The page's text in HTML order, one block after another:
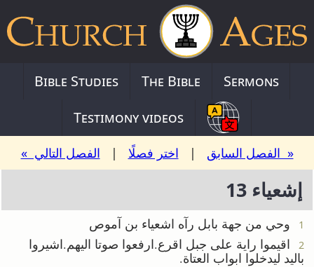
Bible Studies The Bible
Sermons
Testimony videos
« الفصل السابق | اختر فصلًا | الفصل التالي »
إشعياء 13
1 وحي من جهة بابل رآه اشعياء بن آموص
2
اقيموا راية على جبل اقرع.ارفعوا صوتا اليهم.اشيروا
باليد ليدخلوا ابواب العتاة.